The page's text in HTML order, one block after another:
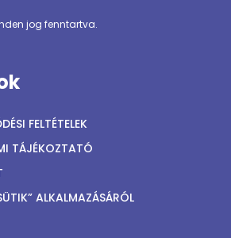
jog fenntartva.
FELTÉTELEK
TÁJÉKOZTATÓ
ALKALMAZÁSÁRÓL